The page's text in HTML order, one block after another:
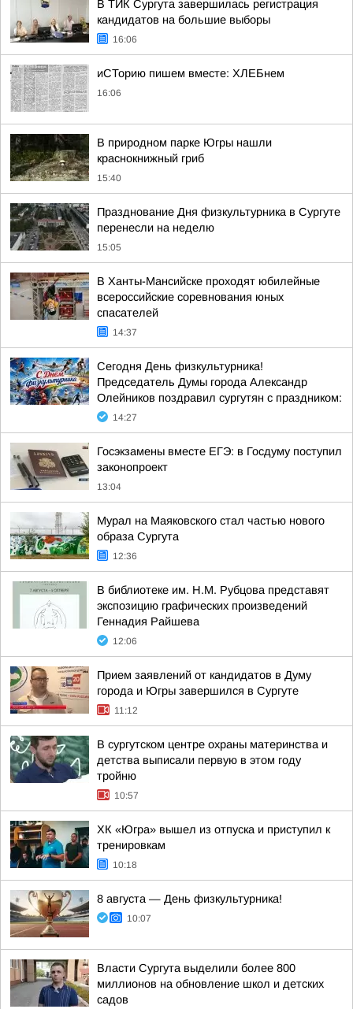
В ТИК Сургута завершилась регистрация
кандидатов на большие выборы
16:06
иСТорию пишем вместе: ХЛЕБнем
16:06
В природном парке Югры нашли
краснокнижный гриб
15:40
Празднование Дня физкультурника в Сургуте
перенесли на неделю
15:05
В Ханты-Мансийске проходят юбилейные
всероссийские соревнования юных
спасателей
14:37
Сегодня День физкультурника!
Председатель Думы города Александр
Олейников поздравил сургутян с праздником:
14:27
Госэкзамены вместе ЕГЭ: в Госдуму поступил
законопроект
13:04
Мурал на Маяковского стал частью нового
образа Сургута
12:36
В библиотеке им. Н.М. Рубцова представят
экспозицию графических произведений
Геннадия Райшева
12:06
Прием заявлений от кандидатов в Думу
города и Югры завершился в Сургуте
11:12
В сургутском центре охраны материнства и
детства выписали первую в этом году
тройню
10:57
ХК «Югра» вышел из отпуска и приступил к
тренировкам
10:18
8 августа — День физкультурника!
10:07
Власти Сургута выделили более 800
миллионов на обновление школ и детских
садов